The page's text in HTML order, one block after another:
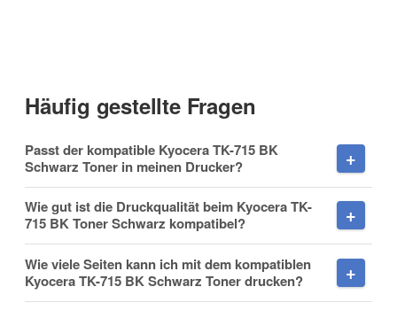
Nachname
(* = Pflichtfelder)
Datenschutzerklärung
Benachrichtigung anfordern
Häufig gestellte Fragen
Passt der kompatible Kyocera TK-715 BK
Schwarz Toner in meinen Drucker?
Wie gut ist die Druckqualität beim Kyocera TK-
715 BK Toner Schwarz kompatibel?
Wie viele Seiten kann ich mit dem kompatiblen
Kyocera TK-715 BK Schwarz Toner drucken?